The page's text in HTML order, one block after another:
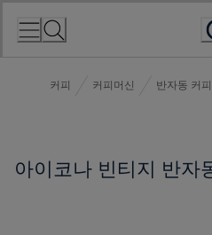
커피 커피머신 반자동 커피
아이코나 빈티지 반자